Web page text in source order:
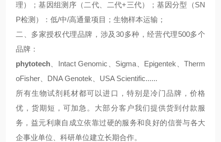
理）；基因组测序（二代、二代+三代）；基因分型（SN
P检测）：低/中/高通量项目；生物样本运输；
二、多家授权代理品牌，涉及 30多种，经营代理500多个
品牌：
phytotech
Intact Genomic Sigma Epigentek 、Therm
oFisher
DNA Genotek USA Scientific......
所有生物试剂耗材都可以进口，特别是冷门品牌，价格
优，货期短，可加急。大部分客户我们提供货到付款服
务，益元利康自成立依靠过硬的服务和良好的信誉与各大
企事业单位、科研单位建立长期合作。